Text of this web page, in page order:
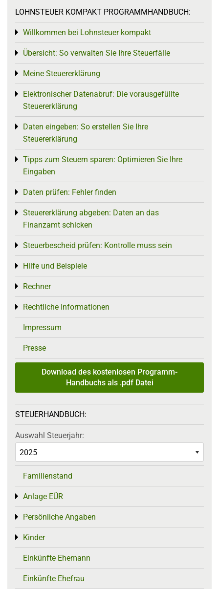
LOHNSTEUER KOMPAKT PROGRAMMHANDBUCH:
Willkommen bei Lohnsteuer kompakt
Toggle menu
Übersicht: So verwalten Sie Ihre Steuerfälle
Toggle menu
Meine Steuererklärung
Toggle menu
Elektronischer Datenabruf: Die vorausgefüllte
Steuererklärung
Toggle menu
Daten eingeben: So erstellen Sie Ihre
Steuererklärung
Toggle menu
Tipps zum Steuern sparen: Optimieren Sie Ihre
Eingaben
Toggle menu
Daten prüfen: Fehler finden
Toggle menu
Steuererklärung abgeben: Daten an das
Finanzamt schicken
Toggle menu
Steuerbescheid prüfen: Kontrolle muss sein
Toggle menu
Hilfe und Beispiele
Toggle menu
Rechner
Toggle menu
Rechtliche Informationen
Toggle menu
Impressum
Presse
Download des kostenlosen Programm-
Handbuchs als .pdf Datei
STEUERHANDBUCH:
Auswahl Steuerjahr:
Familienstand
Anlage EÜR
Toggle menu
Persönliche Angaben
Toggle menu
Kinder
Toggle menu
Einkünfte Ehemann
Einkünfte Ehefrau